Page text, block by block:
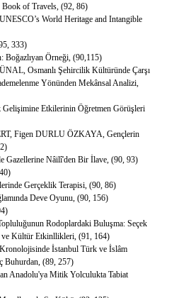
Book of Travels, (92, 86)
World Heritage and Intangible
333)
Örneği, (90,115)
Osmanlı Şehircilik Kültüründe Çarşı
Yönünden Mekânsal Analizi,
Etkilerinin Öğretmen Görüşleri
Figen DURLU ÖZKAYA, Gençlerin
Gazellerine Nâilî'den Bir İlave, (90, 93)
Gerçeklik Terapisi, (90, 86)
Deve Oyunu, (90, 156)
Rodoplardaki Buluşma: Seçek
ve Kültür Etkinllikleri, (91, 164)
İstanbul Türk ve İslâm
Buhurdan, (89, 257)
Anadolu'ya Mitik Yolculukta Tabiat